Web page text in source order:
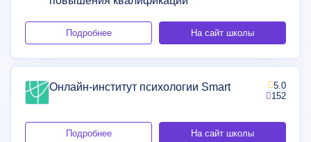
Подробнее На сайт школы
Онлайн-институт психологии Smart
5.0
152
Подробнее На сайт школы